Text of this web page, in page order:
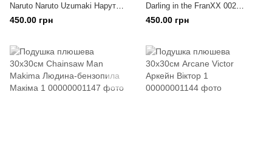
Naruto Naruto Uzumaki Наруто
Наруто Узумакі 1
450.00 грн
Darling in the FranXX 002
Любий у Франксі 002 1
450.00 грн